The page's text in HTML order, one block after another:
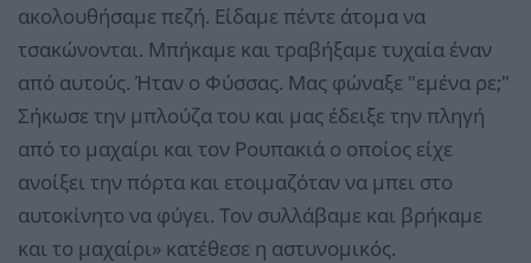
ακολουθήσαμε πεζή. Είδαμε πέντε άτομα να
τσακώνονται. Μπήκαμε και τραβήξαμε τυχαία έναν
από αυτούς. Ήταν ο Φύσσας. Μας φώναξε "εμένα ρε;"
Σήκωσε την μπλούζα του και μας έδειξε την πληγή
από το μαχαίρι και τον Ρουπακιά ο οποίος είχε
ανοίξει την πόρτα και ετοιμαζόταν να μπει στο
αυτοκίνητο να φύγει. Τον συλλάβαμε και βρήκαμε
και το μαχαίρι» κατέθεσε η αστυνομικός.